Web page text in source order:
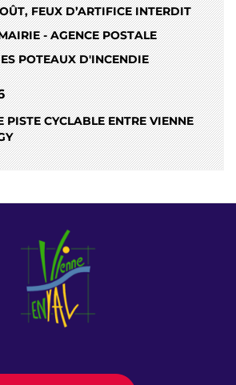
FEUX D’ARTIFICE INTERDIT
- AGENCE POSTALE
POTEAUX D'INCENDIE
PISTE CYCLABLE ENTRE VIENNE